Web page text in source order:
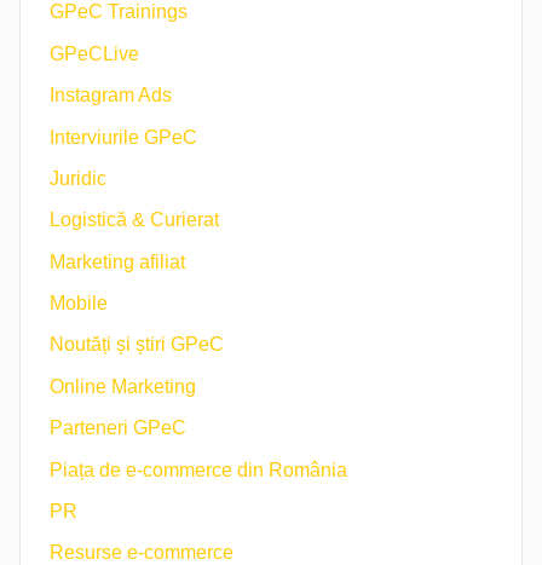
GPeC Trainings
GPeCLive
Instagram Ads
Interviurile GPeC
Juridic
Logistică & Curierat
Marketing afiliat
Mobile
Noutăți și știri GPeC
Online Marketing
Parteneri GPeC
Piața de e-commerce din România
PR
Resurse e-commerce